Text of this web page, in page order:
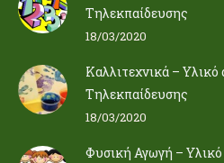
Τηλεκπαίδευσης
18/03/2020
Καλλιτεχνικά –
Τηλεκπαίδευσης
18/03/2020
Φυσική Αγωγή –